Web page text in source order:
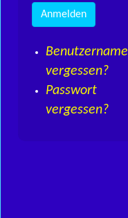
Benutzername
vergessen?
Passwort
vergessen?